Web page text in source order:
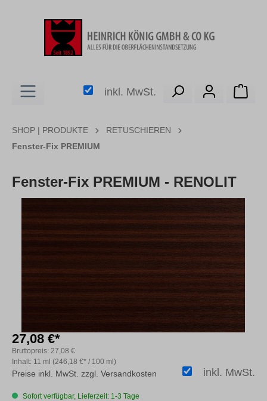
inkl. MwSt.
SHOP | PRODUKTE
RETUSCHIEREN
Fenster-Fix PREMIUM
Fenster-Fix PREMIUM - RENOLIT
27,08 €*
Inhalt: 11 ml (246,18 €* / 100 ml)
Bruttopreis: 27,08 €
inkl. MwSt.
Preise inkl. MwSt. zzgl. Versandkosten
Sofort verfügbar, Lieferzeit: 1-3 Tage